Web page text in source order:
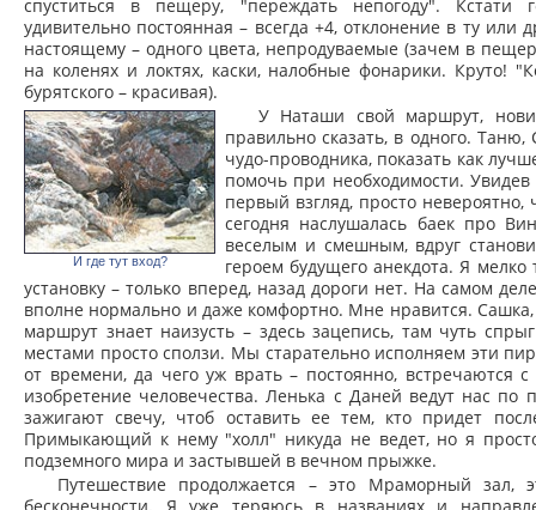
спуститься в пещеру, "переждать непогоду".
удивительно постоянная – всегда +4, отклонение в ту
настоящему – одного цвета, непродуваемые (зачем в
на коленях и локтях, каски, налобные фонарики.
бурятского – красивая).
И где тут вход?
У Наташи свой маршрут,
правильно сказать, в одного.
чудо-проводника, показать как
помочь при необходимости.
первый взгляд, просто
сегодня наслушалась баек про
веселым и смешным, вдруг
героем будущего анекдота. Я
установку – только вперед, назад дороги нет. На самом
вполне нормально и даже комфортно. Мне нравится.
маршрут знает наизусть – здесь зацепись, там чуть
местами просто сползи. Мы старательно исполняем эти
от времени, да чего уж врать – постоянно,
изобретение человечества. Ленька с Даней ведут нас
зажигают свечу, чтоб оставить ее тем, кто придет
Примыкающий к нему "холл" никуда не ведет, но я
подземного мира и застывшей в вечном прыжке.
Путешествие продолжается – это Мраморный